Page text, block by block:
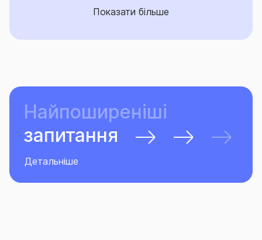
Показати більше
Найпоширеніші
запитання
Детальніше